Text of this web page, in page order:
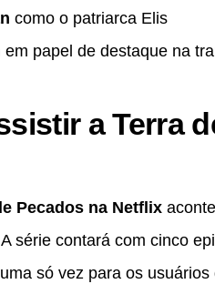
como o patriarca Elis
em papel de destaque na
a Terra
Pecados na Netflix
série contará com cinco
só vez para os usuários